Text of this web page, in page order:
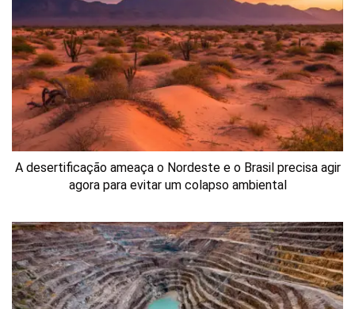
A desertificação ameaça o Nordeste e o Brasil precisa agir
agora para evitar um colapso ambiental